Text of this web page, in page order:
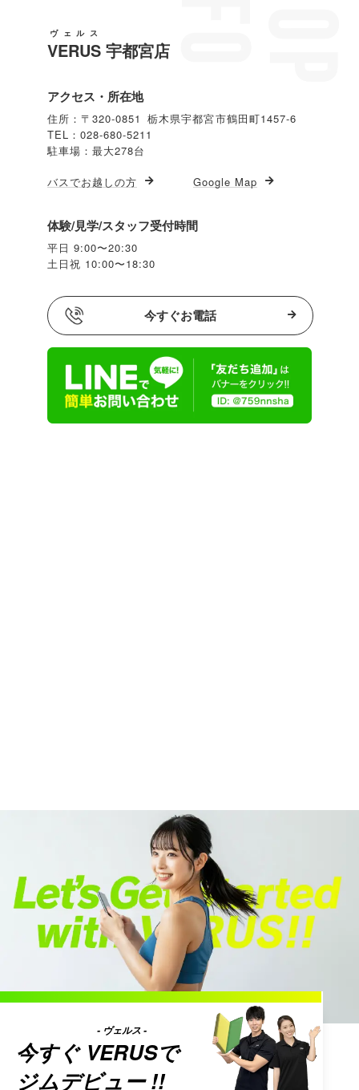
VERUS
ヴェルス
宇都宮店
アクセス・所在地
住所：〒320-0851 栃木県宇都宮市鶴田町1457-6
TEL：028-680-5211
駐車場：最大278台
バスでお越しの方 Google Map
体験/見学/スタッフ受付時間
平日 9:00〜20:30
土日祝 10:00〜18:30
今すぐお電話
今すぐ VERUS
- ヴェルス -
で
ジムデビュー !!